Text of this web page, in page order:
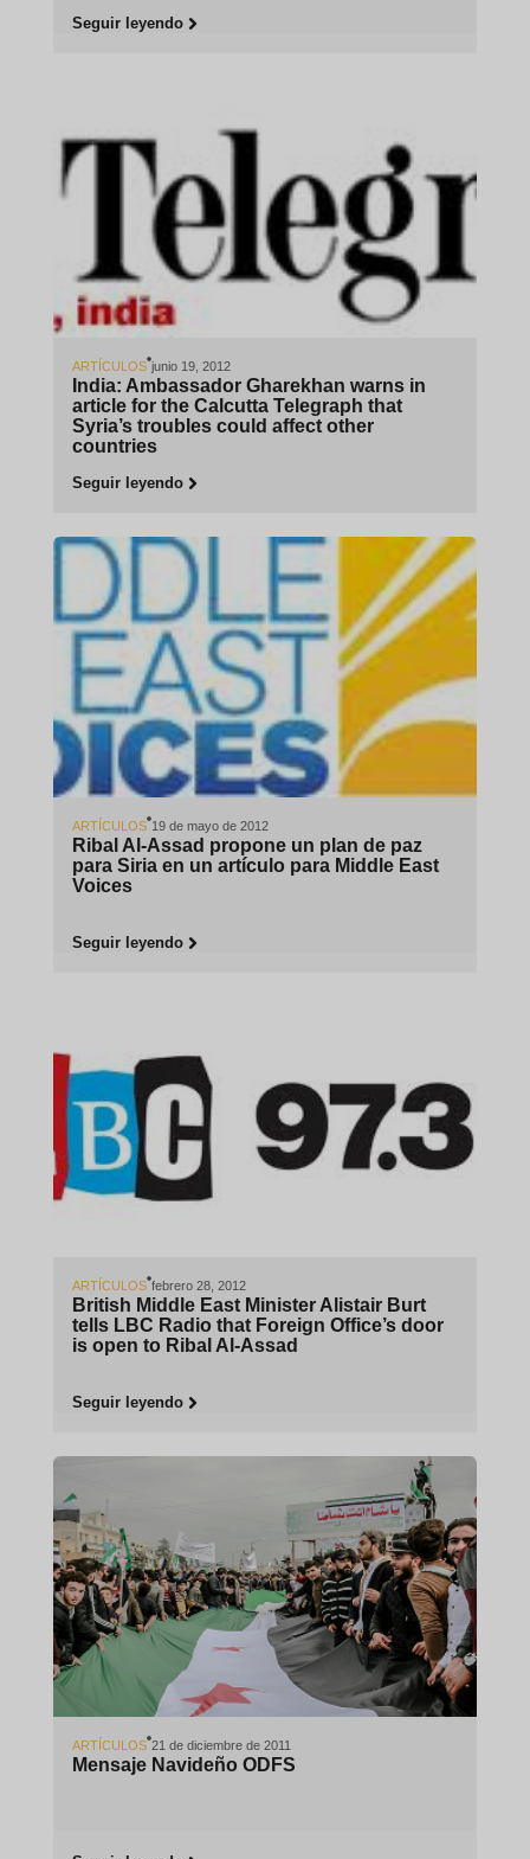
Seguir leyendo
ARTÍCULOS junio 19, 2012
India: Ambassador Gharekhan warns in
article for the Calcutta Telegraph that
Syria’s troubles could affect other
countries
Seguir leyendo
ARTÍCULOS 19 de mayo de 2012
Ribal Al-Assad propone un plan de paz
para Siria en un artículo para Middle East
Voices
Seguir leyendo
ARTÍCULOS febrero 28, 2012
British Middle East Minister Alistair Burt
tells LBC Radio that Foreign Office’s door
is open to Ribal Al-Assad
Seguir leyendo
ARTÍCULOS 21 de diciembre de 2011
Mensaje Navideño ODFS